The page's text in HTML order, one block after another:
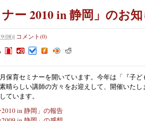
ナー 2010 in 静岡」のお
)| コメント(0)
保育セミナーを開いています。今年は「『子
晴らしい講師の方々をお迎えして、開催いた
ています。
2010 in 静岡」の報告